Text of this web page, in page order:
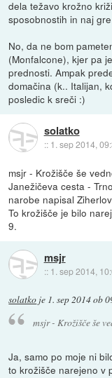
dela težavo krožno
sposobnostih in naj
No, da ne bom
(Monfalcone), kjer pa
prednosti. Ampak
domačina (k.. Italijan,
posledic k sreči :)
solatko
:: 1. sep 2014,
msjr - Krožišče še
Janežičeva cesta -
narobe napisal
To krožišče je bilo
9.
msjr
:: 1. sep 2014,
solatko je 1. sep 2014 ob
msjr - Krožišče še
Ja, samo po moje ni
to krožišče narejeno v